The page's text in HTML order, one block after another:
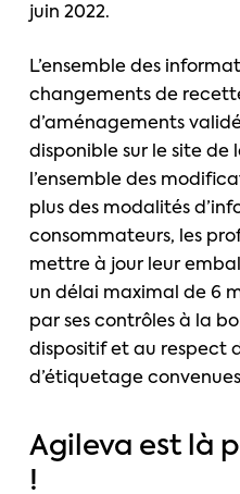
juin 2022.
L’ensemble des
changements de
d’aménagements
disponible sur le site de
l’ensemble des
plus des modalités
consommateurs, les
mettre à jour leur
un délai maximal de 6
par ses contrôles à la
dispositif et au respect
d’étiquetage
Agileva est là
!